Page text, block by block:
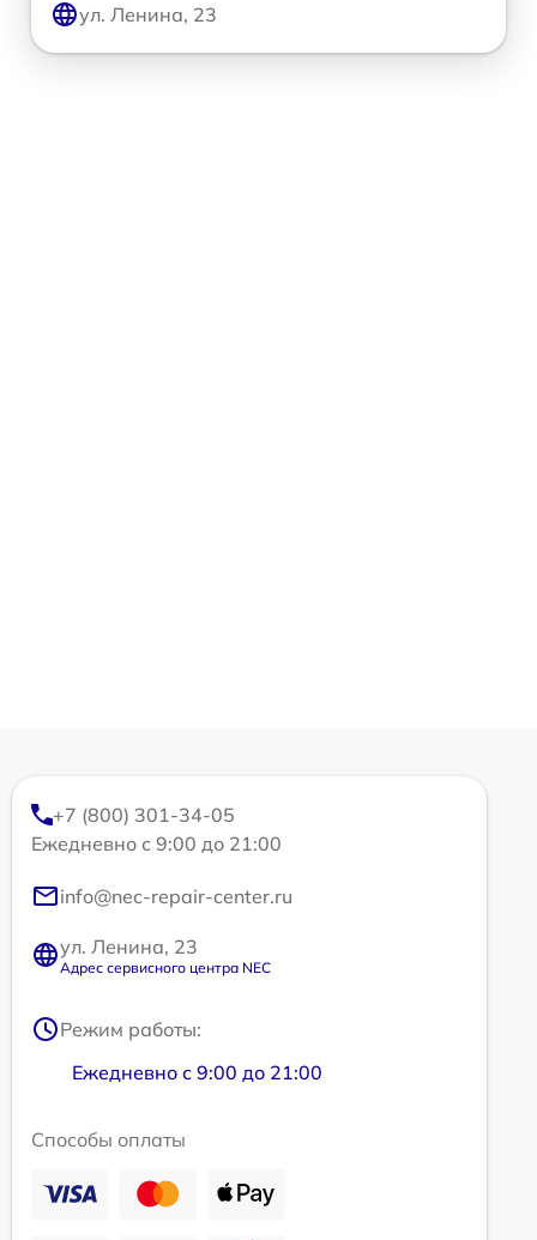
ул. Ленина, 23
+7 (800) 301-34-05
Ежедневно с 9:00 до 21:00
info@nec-repair-center.ru
ул. Ленина, 23
Адрес сервисного центра NEC
Режим работы:
Ежедневно с 9:00 до 21:00
Способы оплаты